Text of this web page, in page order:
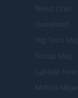
Newz Ohio
Gameland
Hig Tech
Scoop Mag
Lgbtqia
Motors